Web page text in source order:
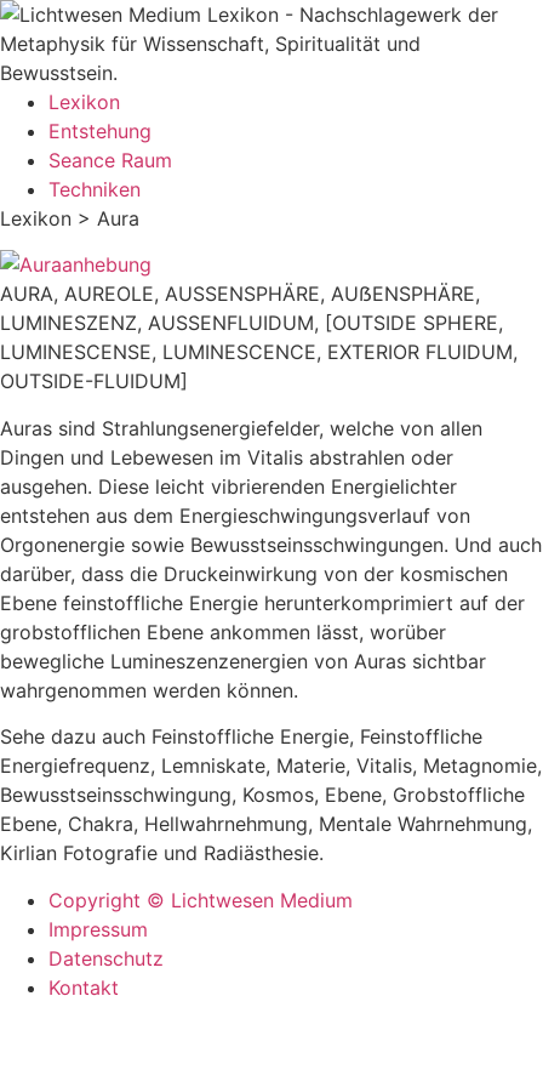
Zum
Inhalt
springen
Lexikon
Entstehung
Seance Raum
Techniken
Lexikon > Aura
AURA, AUREOLE, AUSSENSPHÄRE, AUẞENSPHÄRE,
LUMINESZENZ, AUSSENFLUIDUM, [OUTSIDE SPHERE,
LUMINESCENSE, LUMINESCENCE, EXTERIOR FLUIDUM,
OUTSIDE-FLUIDUM]
Auras sind Strahlungsenergiefelder, welche von allen
Dingen und Lebewesen im Vitalis abstrahlen oder
ausgehen. Diese leicht vibrierenden Energielichter
entstehen aus dem Energieschwingungsverlauf von
Orgonenergie sowie Bewusstseinsschwingungen. Und auch
darüber, dass die Druckeinwirkung von der kosmischen
Ebene feinstoffliche Energie herunterkomprimiert auf der
grobstofflichen Ebene ankommen lässt, worüber
bewegliche Lumineszenzenergien von Auras sichtbar
wahrgenommen werden können.
Sehe dazu auch Feinstoffliche Energie, Feinstoffliche
Energiefrequenz, Lemniskate, Materie, Vitalis, Metagnomie,
Bewusstseinsschwingung, Kosmos, Ebene, Grobstoffliche
Ebene, Chakra, Hellwahrnehmung, Mentale Wahrnehmung,
Kirlian Fotografie und Radiästhesie.
Copyright © Lichtwesen Medium
Impressum
Datenschutz
Kontakt